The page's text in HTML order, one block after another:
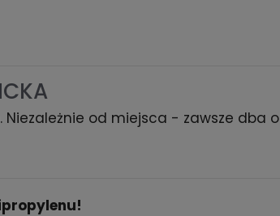
. Niezależnie od miejsca - zawsze dba o